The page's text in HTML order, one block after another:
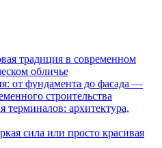
традиция в современном
обличье
от фундамента до фасада —
строительства
терминалов: архитектура,
сила или просто красивая